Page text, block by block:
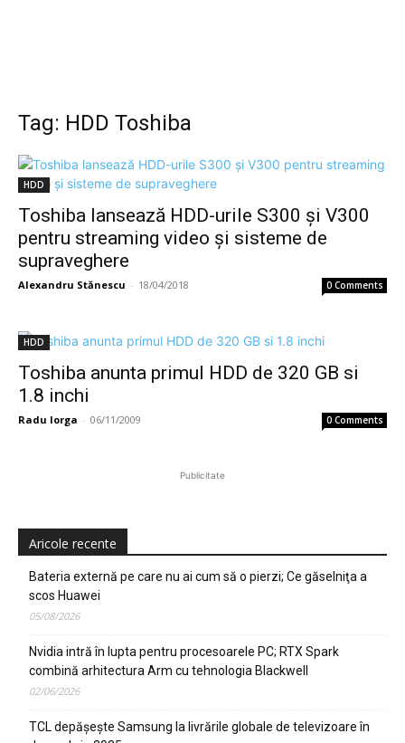
Tag: HDD Toshiba
HDD
Toshiba lansează HDD-urile S300 şi V300
pentru streaming video şi sisteme de
supraveghere
Alexandru Stănescu - 18/04/2018 0 Comments
HDD
Toshiba anunta primul HDD de 320 GB si
1.8 inchi
Radu Iorga - 06/11/2009 0 Comments
Publicitate
Aricole recente
Bateria externă pe care nu ai cum să o pierzi; Ce găselniţa a
scos Huawei
05/08/2026
Nvidia intră în lupta pentru procesoarele PC; RTX Spark
combină arhitectura Arm cu tehnologia Blackwell
02/06/2026
TCL depășește Samsung la livrările globale de televizoare în